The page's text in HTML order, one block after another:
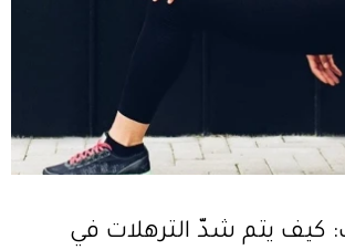
كيف يتم شدّ الترهلات في